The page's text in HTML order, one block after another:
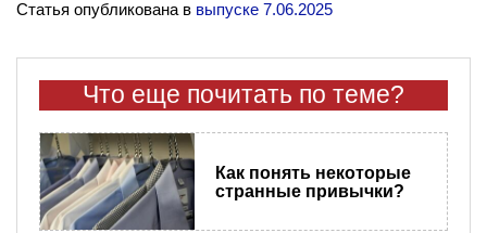
Статья опубликована в выпуске 7.06.2025
Что еще почитать по теме?
Как понять некоторые
странные привычки?